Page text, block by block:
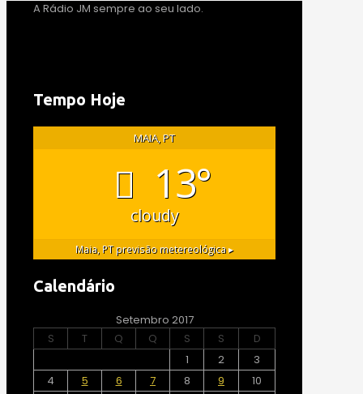
A Rádio JM sempre ao seu lado.
Tempo Hoje
MAIA, PT
13°
cloudy
Maia, PTprevisão metereológica ▸
Calendário
Setembro 2017
S
T Q Q S S
D
1
2
3
4
5 6 7 8 9 10